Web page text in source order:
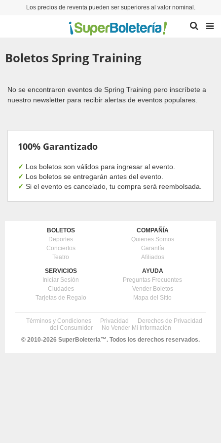
Los precios de reventa pueden ser superiores al valor nominal.
Boletos Spring Training
No se encontraron eventos de Spring Training pero inscríbete a
nuestro newsletter para recibir alertas de eventos populares.
100% Garantizado
✓ Los boletos son válidos para ingresar al evento.
✓ Los boletos se entregarán antes del evento.
✓ Si el evento es cancelado, tu compra será reembolsada.
BOLETOS
Deportes
Conciertos
Teatro
COMPAÑÍA
Quienes Somos
Garantía
Afiliados
SERVICIOS
Iniciar Sesión
Ciudades
Tarjetas de Regalo
AYUDA
Preguntas Frecuentes
Vender Boletos
Mapa del Sitio
Términos y Condiciones Privacidad
Derechos de Privacidad
del Consumidor
No Vender Mi Información
© 2010-2026 SuperBoleteria™. Todos los derechos reservados.